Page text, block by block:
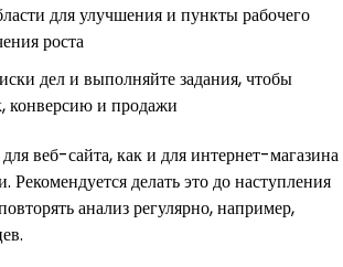
для улучшения и пункты рабочего
роста
дел и выполняйте задания, чтобы
конверсию и продажи
веб-сайта, как и для интернет-магазина
Рекомендуется делать это до наступления
анализ регулярно, например,